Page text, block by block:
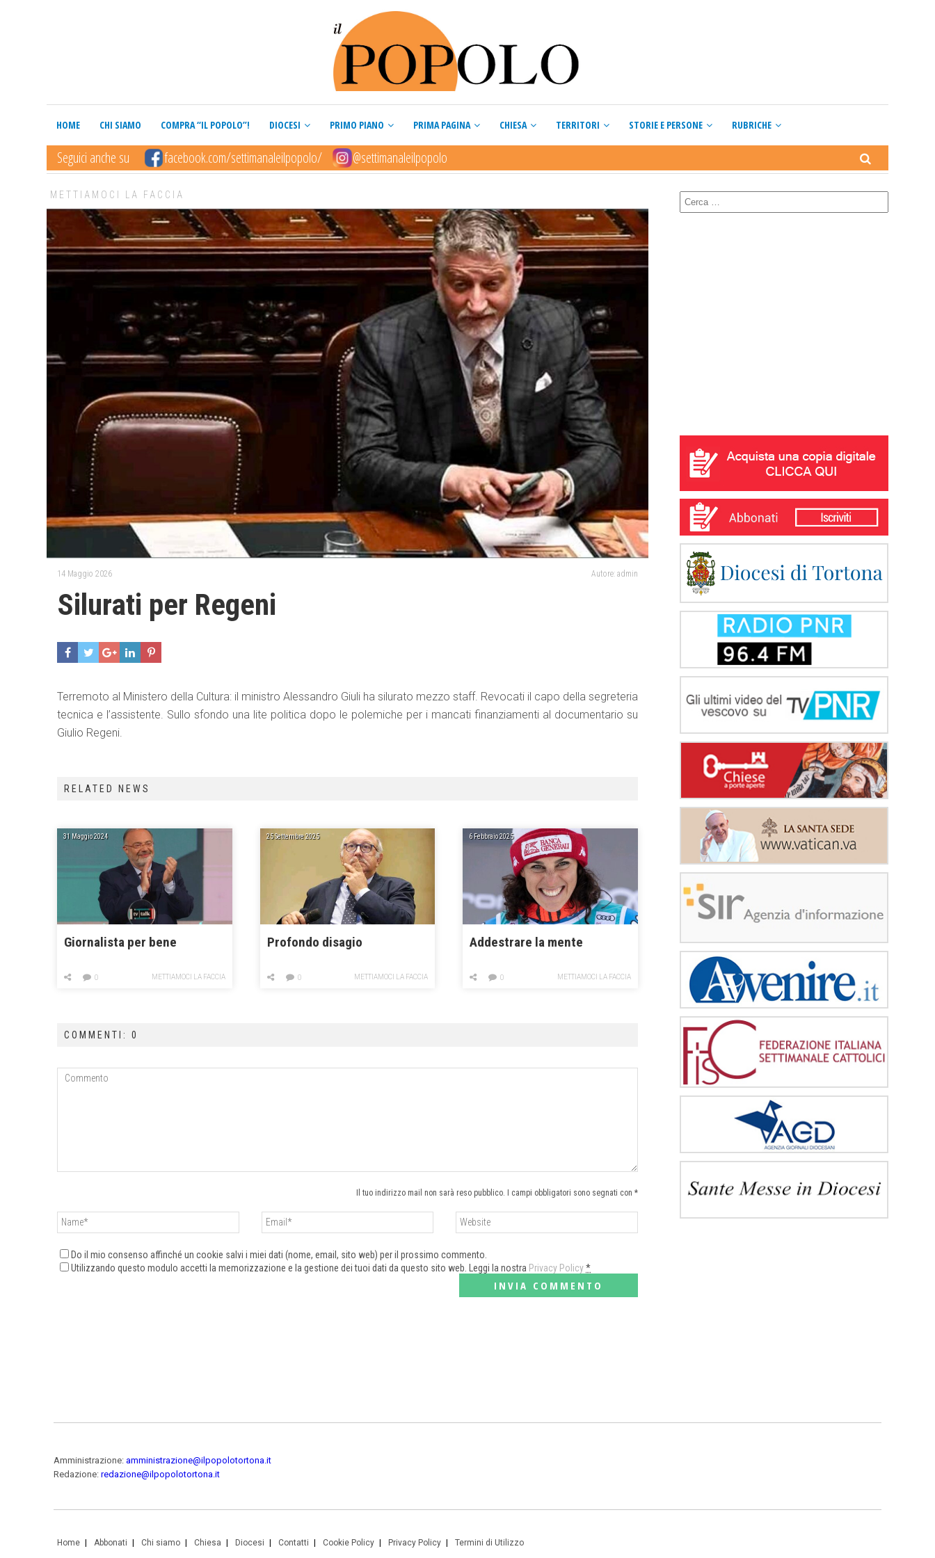
HOME CHI SIAMO COMPRA “IL POPOLO”! DIOCESI PRIMO PIANO PRIMA PAGINA CHIESA TERRITORI STORIE E PERSONE RUBRICHE
Seguici anche su facebook.com/settimanaleilpopolo/ @settimanaleilpopolo
METTIAMOCI LA FACCIA
14 Maggio 2026 Autore: admin
Silurati per Regeni
Terremoto al Ministero della Cultura: il ministro Alessandro Giuli ha silurato mezzo staff. Revocati il capo della segreteria
tecnica e l’assistente. Sullo sfondo una lite politica dopo le polemiche per i mancati finanziamenti al documentario su
Giulio Regeni.
RELATED NEWS
31 Maggio 2024
Giornalista per bene
METTIAMOCI LA FACCIA
0
25 Settembre 2025
Profondo disagio
METTIAMOCI LA FACCIA
0
6 Febbraio 2025
Addestrare la mente
METTIAMOCI LA FACCIA
0
COMMENTI: 0
Il tuo indirizzo mail non sarà reso pubblico. I campi obbligatori sono segnati con *
Do il mio consenso affinché un cookie salvi i miei dati (nome, email, sito web) per il prossimo commento.
Utilizzando questo modulo accetti la memorizzazione e la gestione dei tuoi dati da questo sito web. Leggi la nostra Privacy Policy*
Amministrazione: amministrazione@ilpopolotortona.it
Redazione: redazione@ilpopolotortona.it
Home Abbonati Chi siamo Chiesa Diocesi Contatti Cookie Policy Privacy Policy Termini di Utilizzo